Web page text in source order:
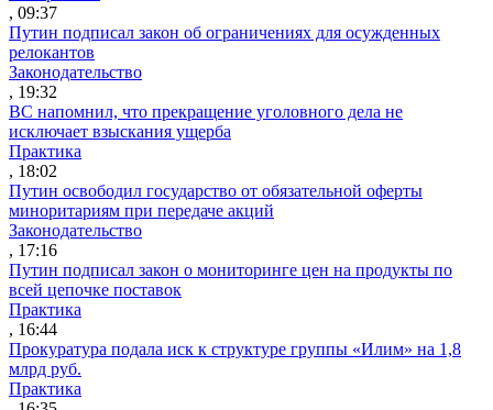
, 09:37
Путин подписал закон об ограничениях для осужденных
релокантов
Законодательство
, 19:32
ВС напомнил, что прекращение уголовного дела не
исключает взыскания ущерба
Практика
, 18:02
Путин освободил государство от обязательной оферты
миноритариям при передаче акций
Законодательство
, 17:16
Путин подписал закон о мониторинге цен на продукты по
всей цепочке поставок
Практика
, 16:44
Прокуратура подала иск к структуре группы «Илим» на 1,8
млрд руб.
Практика